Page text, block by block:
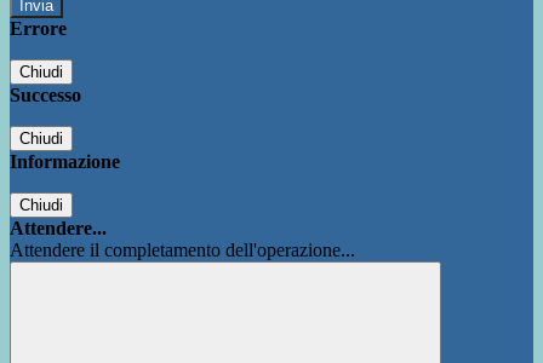
Errore
Chiudi
Successo
Chiudi
Informazione
Chiudi
Attendere...
Attendere il completamento dell'operazione...